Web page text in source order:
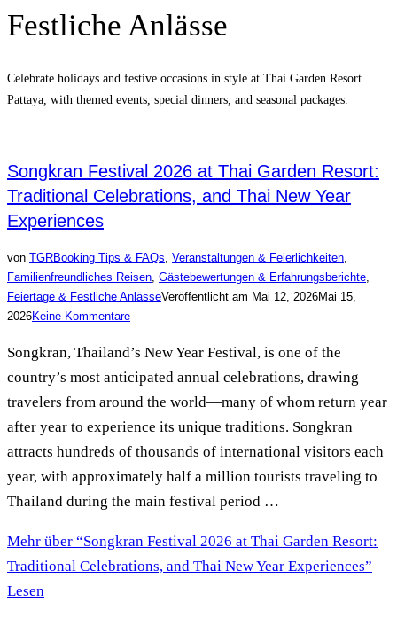
Festliche Anlässe
Celebrate holidays and festive occasions in style at Thai Garden Resort
Pattaya, with themed events, special dinners, and seasonal packages.
Songkran Festival 2026 at Thai Garden Resort:
Traditional Celebrations, and Thai New Year
Experiences
von TGRBooking Tips & FAQs Veranstaltungen & Feierlichkeiten
Familienfreundliches Reisen Gästebewertungen & Erfahrungsberichte
Feiertage & Festliche AnlässeVeröffentlicht am Mai 12, 2026Mai 15,
2026Keine Kommentare
Songkran, Thailand’s New Year Festival, is one of the
country’s most anticipated annual celebrations, drawing
travelers from around the world—many of whom return year
after year to experience its unique traditions. Songkran
attracts hundreds of thousands of international visitors each
year, with approximately half a million tourists traveling to
Thailand during the main festival period …
Mehr über “Songkran Festival 2026 at Thai Garden Resort:
Traditional Celebrations, and Thai New Year Experiences”
Lesen